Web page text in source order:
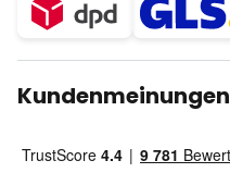
Kundenmeinungen